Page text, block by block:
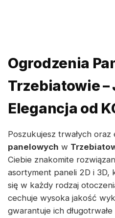
Ogrodzenia
Trzebiatowie –
Elegancja od
Poszukujesz trwałych
panelowych w
Ciebie znakomite
asortyment paneli 2D i 3D,
się w każdy rodzaj
cechuje wysoka jakość
gwarantuje ich